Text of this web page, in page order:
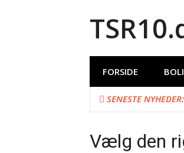
FORSIDE
SENESTE NYHEDER:
Vælg den